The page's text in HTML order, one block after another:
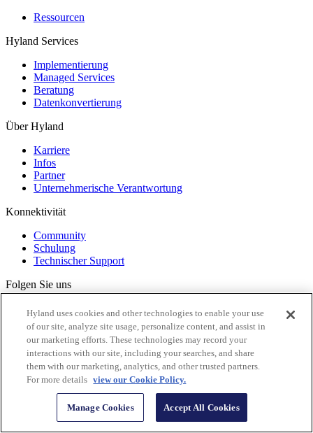
Ressourcen
Hyland Services
Implementierung
Managed Services
Beratung
Datenkonvertierung
Über Hyland
Karriere
Infos
Partner
Unternehmerische Verantwortung
Konnektivität
Community
Schulung
Technischer Support
Folgen Sie uns
Hyland uses cookies and other technologies to enable your use
of our site, analyze site usage, personalize content, and assist in
our marketing efforts. These technologies may record your
interactions with our site, including your searches, and share
them with our marketing, analytics, and other trusted partners.
For more details view our Cookie Policy.
Manage Cookies Accept All Cookies